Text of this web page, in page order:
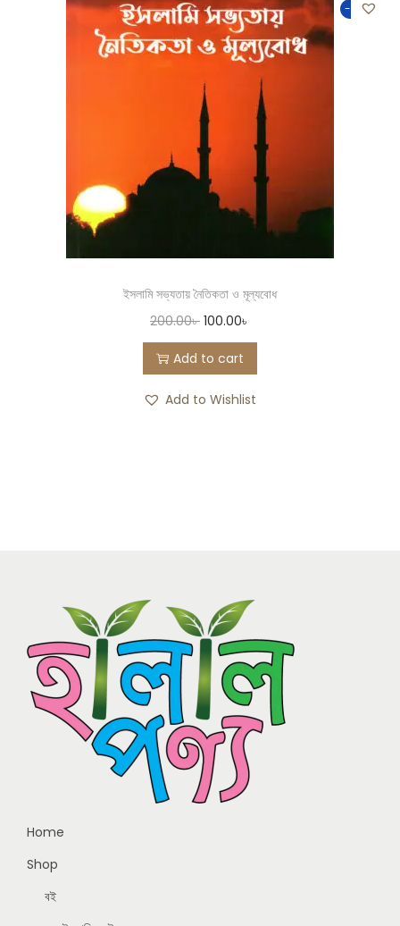
-50%
ইসলামি সভ্যতায় নৈতিকতা ও মূল্যবোধ
200.00৳ 100.00৳
Add to cart
Add to Wishlist
Home
Shop
বই